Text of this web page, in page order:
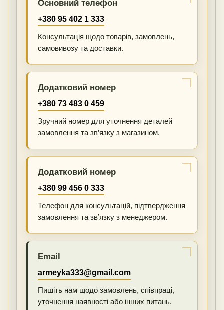
Основний телефон
+380 95 402 1 333
Консультація щодо товарів, замовлень,
самовивозу та доставки.
Додатковий номер
+380 73 483 0 459
Зручний номер для уточнення деталей
замовлення та зв’язку з магазином.
Додатковий номер
+380 99 456 0 333
Телефон для консультацій, підтвердження
замовлення та зв’язку з менеджером.
Email
armeyka333@gmail.com
Пишіть нам щодо замовлень, співпраці,
уточнення наявності або інших питань.